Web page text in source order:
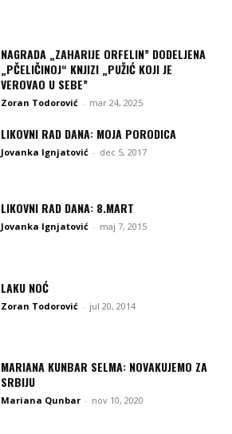
NAGRADA „ZAHARIJE ORFELIN” DODELJENA
„PČELIČINOJ“ KNJIZI „PUŽIĆ KOJI JE
VEROVAO U SEBE”
Zoran Todorović - mar 24, 2025
LIKOVNI RAD DANA: MOJA PORODICA
Jovanka Ignjatović - dec 5, 2017
LIKOVNI RAD DANA: 8.MART
Jovanka Ignjatović - maj 7, 2015
LAKU NOĆ
Zoran Todorović - jul 20, 2014
MARIANA KUNBAR SELMA: NOVAKUJEMO ZA
SRBIJU
Mariana Qunbar - nov 10, 2020